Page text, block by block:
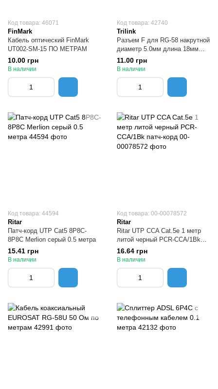
Код товара: 46071
FinMark
Кабель оптический FinMark
UT002-SM-15 ПО МЕТРАМ
10.00 грн
В наличии
Код товара: 42740
Trilink
Разъем F для RG-58 накрутной
диаметр 5.0мм длина 18мм
латунь
11.00 грн
В наличии
Код товара: 44594
Ritar
Патч-корд UTP Cat5 8Р8С-
8Р8С Merlion серый 0.5 метра
15.41 грн
В наличии
Код товара: 00-00078572
Ritar
Ritar UTP CCA Cat.5e 1 метр
литой черный PCR-CCA/1Bk
патч-корд
16.64 грн
В наличии